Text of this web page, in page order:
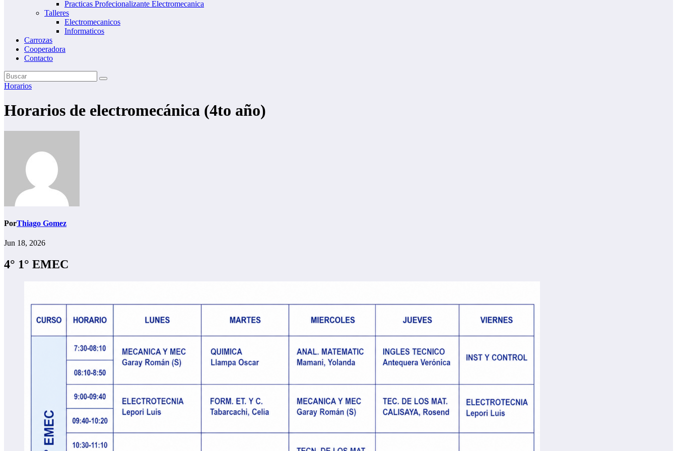
Practicas Profecionalizante Electromecanica
Talleres
Electromecanicos
Informaticos
Carrozas
Cooperadora
Contacto
Horarios
Horarios de electromecánica (4to año)
PorThiago Gomez
Jun 18, 2026
4° 1° EMEC